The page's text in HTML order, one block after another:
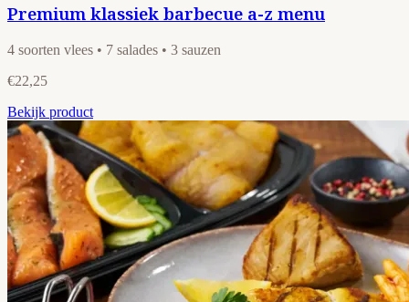
Premium klassiek barbecue a-z menu
4 soorten vlees • 7 salades • 3 sauzen
€22,25
Bekijk product